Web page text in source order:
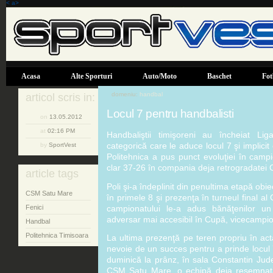
< a>
Acasa Alte Sporturi Auto/Moto Baschet
articol scris in:
on 13.05.2012
at 02:16 PM
by SportVest
article tags
CSM Satu Mare
Fenici
Handbal
Politehnica Timisoara
domeniu: handbal
Locul 7 pentru handbalisti
Handbaliştii timişoreni au încheiat
categorică care le aduce locul 7 şi
Politehnica a pus punct evoluţiei în
clar 37-26 în compania deja retrogradatei
Poli şi-a îndeplinit din penultima etapă
în primele 8 şi prezenţa în turneul final al
campionatului le-a adus bănăţenilor
adversar mai accesibil în Cupă,
La ultima prezenţă pe teren propriu în
nevoie de un succes pentru a prinde
duminică la prânz, în sala Constantin
CSM Satu Mare, o echipă deja